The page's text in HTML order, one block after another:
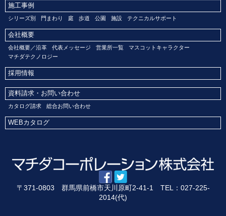
施工事例
シリーズ別 門まわり 庭 歩道 公園 施設 テクニカルサポート
会社概要
会社概要／沿革 代表メッセージ 営業所一覧
マスコットキャラクター
マチダテクノロジー
採用情報
資料請求・お問い合わせ
カタログ請求 総合お問い合わせ
WEBカタログ
〒371-0803 群馬県前橋市天川原町2-41-1 TEL：027-225-
2014(代)